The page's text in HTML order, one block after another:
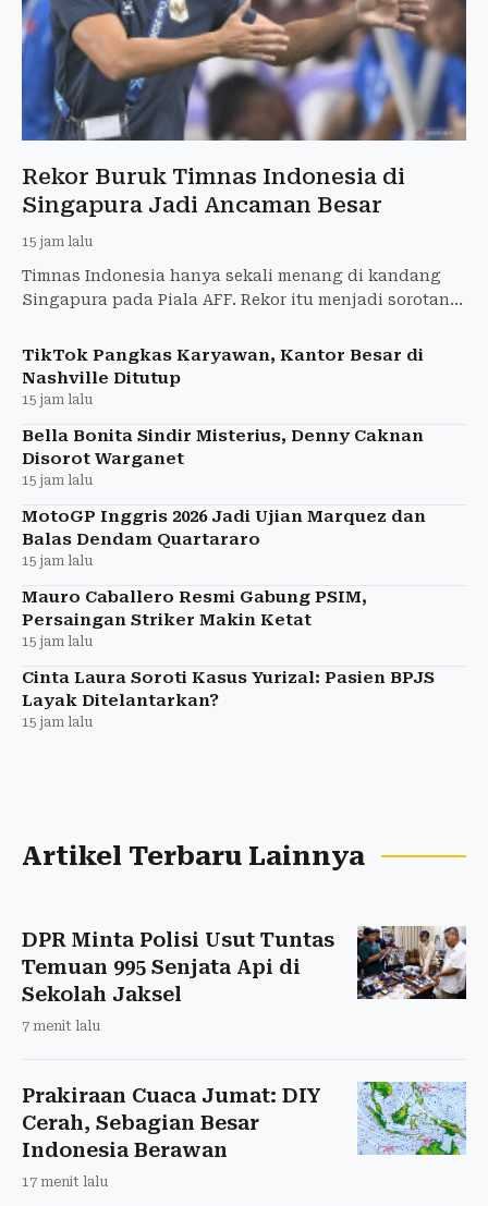
Rekor Buruk Timnas Indonesia di
Singapura Jadi Ancaman Besar
15 jam lalu
Timnas Indonesia hanya sekali menang di kandang
Singapura pada Piala AFF. Rekor itu menjadi sorotan
TikTok Pangkas Karyawan, Kantor Besar di
Nashville Ditutup
15 jam lalu
Bella Bonita Sindir Misterius, Denny Caknan
Disorot Warganet
15 jam lalu
MotoGP Inggris 2026 Jadi Ujian Marquez dan
Balas Dendam Quartararo
15 jam lalu
Mauro Caballero Resmi Gabung PSIM,
Persaingan Striker Makin Ketat
15 jam lalu
Cinta Laura Soroti Kasus Yurizal: Pasien BPJS
Layak Ditelantarkan?
15 jam lalu
Artikel Terbaru Lainnya
DPR Minta Polisi Usut Tuntas
Temuan 995 Senjata Api di
Sekolah Jaksel
7 menit lalu
Prakiraan Cuaca Jumat: DIY
Cerah, Sebagian Besar
Indonesia Berawan
17 menit lalu